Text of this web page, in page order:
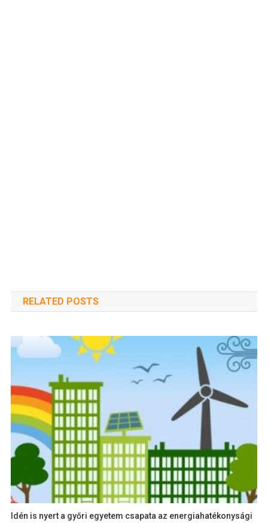
RELATED POSTS
Idén is nyert a győri egyetem csapata az energiahatékonysági